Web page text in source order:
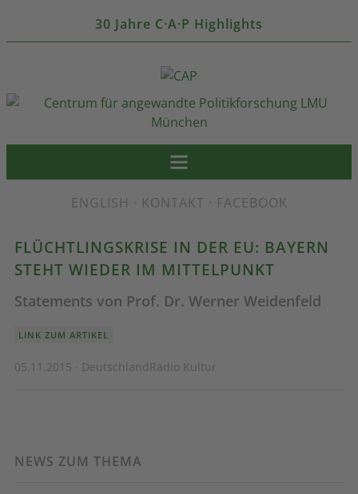
30 Jahre C·A·P Highlights
ENGLISH · KONTAKT · FACEBOOK
FLÜCHTLINGSKRISE IN DER EU: BAYERN
STEHT WIEDER IM MITTELPUNKT
Statements von Prof. Dr. Werner Weidenfeld
LINK ZUM ARTIKEL
05.11.2015 · DeutschlandRadio Kultur
NEWS ZUM THEMA